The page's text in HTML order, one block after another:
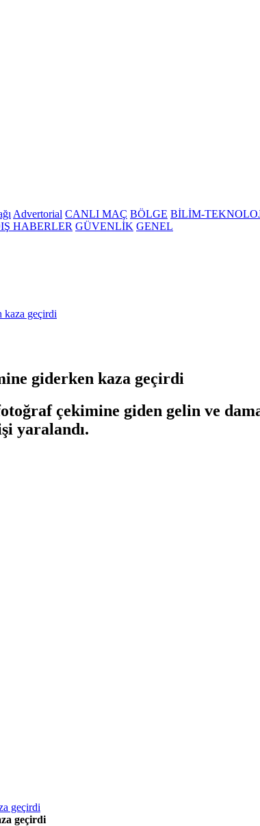
Advertorial CANLI MAÇ BÖLGE BİLİM-
HABERLER GÜVENLİK GENEL
kaza geçirdi
giderken kaza geçirdi
çekimine giden gelin ve
yaralandı.
geçirdi